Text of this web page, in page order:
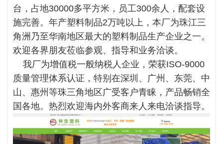
台，占地30000多平方米，员工300余人，配套设
施完善。年产塑料制品2万吨以上，本厂为珠江三
角洲乃至华南地区最大的塑料制品生产企业之一。
欢迎各界朋友莅临参观、指导和业务洽谈。
我厂为增值税一般纳税人企业，荣获ISO-9000
质量管理体系认证，特别在深圳、广州、东莞、中
山、惠州等珠三角地区广受客户青睐，产品畅销全
国各地。热烈欢迎海内外客商来人来电洽谈指导。